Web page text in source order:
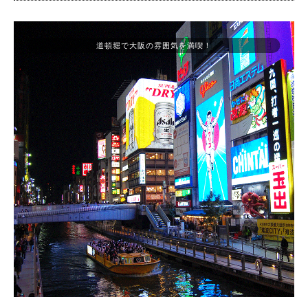
道頓堀で大阪の雰囲気を満喫！